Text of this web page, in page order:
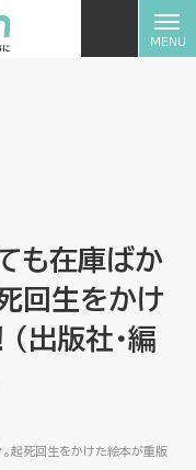
も在庫ばか
回生をかけ
出版社・編
。起死回生をかけた絵本が重版